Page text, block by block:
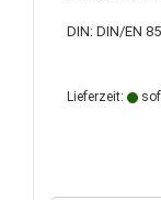
DIN: DIN/EN
Lieferzeit: